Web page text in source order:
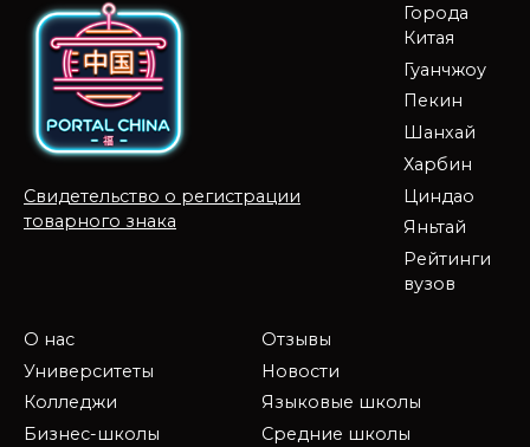
Свидетельство о регистрации
товарного знака
Города
Китая
Гуанчжоу
Пекин
Шанхай
Харбин
Циндао
Яньтай
Рейтинги
вузов
О нас
Университеты
Колледжи
Бизнес-школы
Отзывы
Новости
Языковые школы
Средние школы